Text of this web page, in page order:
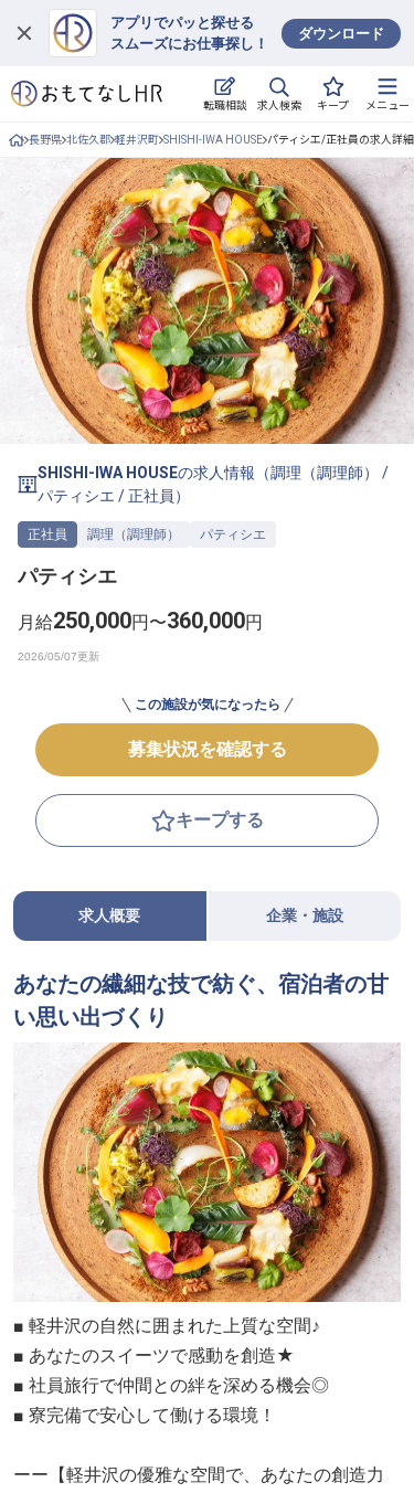
アプリでパッと探せる
スムーズにお仕事探し！
ダウンロード
転職相談 求人検索 キープ メニュー
ログイン
求人・施設を探す
キープした求人
就職・転職 合同説明会
おもてなしHRについて
ご利用の流れ
よくある質問
ホテル・宿泊業界情報コラム
無料 転職サポートに申し込む
採用をお考えの企業様へ
長野県 北佐久郡 軽井沢町 SHISHI-IWA HOUSE パティシエ/正社員の求人詳細
SHISHI-IWA HOUSEの求人情報（調理（調理師）
/
パティシエ /正社員 ）
正社員 調理（調理師） パティシエ
パティシエ
月給250,000円〜360,000円
この施設が気になったら
募集状況を確認する
キープする
求人概要 企業・施設
あなたの繊細な技で紡ぐ、宿泊者の甘
い思い出づくり
■ 軽井沢の自然に囲まれた上質な空間♪
■ あなたのスイーツで感動を創造★
■ 社員旅行で仲間との絆を深める機会◎
■ 寮完備で安心して働ける環境！
ーー【軽井沢の優雅な空間で、あなたの創造力